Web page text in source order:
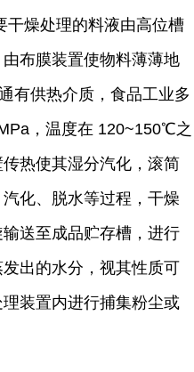
干燥处理的料液由高位槽
布膜装置使物料薄薄地
有供热介质，食品工业多
，温度在 120~150℃之
热使其湿分汽化，滚简
化、脱水等过程，干燥
送至成品贮存槽，进行
出的水分，视其性质可
装置内进行捕集粉尘或